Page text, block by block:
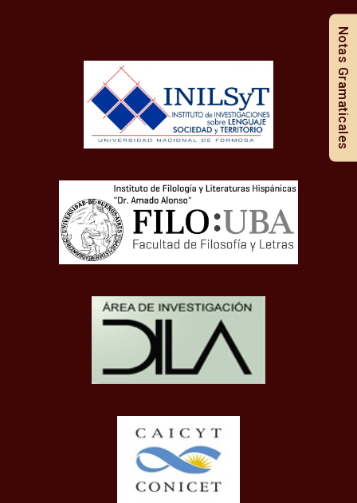
Notas Gramaticales